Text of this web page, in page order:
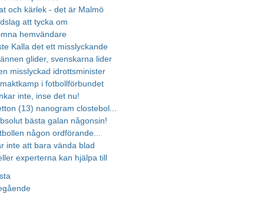
och kärlek - det är Malmö
att tycka om
hemvändare
Kalla det ett misslyckande
glider, svenskarna lider
misslyckad idrottsminister
i fotbollförbundet
inte, inse det nu!
(13) nanogram clostebol...
bästa galan någonsin!
någon ordförande...
inte att bara vända blad
experterna kan hjälpa till